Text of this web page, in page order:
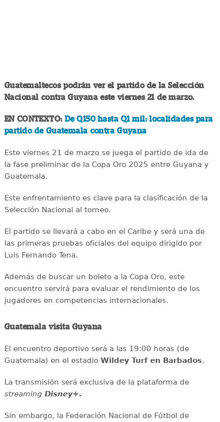
Guatemaltecos podrán ver el partido de la Selección
Nacional contra Guyana este viernes 21 de marzo.
EN CONTEXTO: De Q150 hasta Q1 mil: localidades para
partido de Guatemala contra Guyana
Este viernes 21 de marzo se juega el partido de ida de
la fase preliminar de la Copa Oro 2025 entre Guyana y
Guatemala.
Este enfrentamiento es clave para la clasificación de la
Selección Nacional al torneo.
El partido se llevará a cabo en el Caribe y será una de
las primeras pruebas oficiales del equipo dirigido por
Luis Fernando Tena.
Además de buscar un boleto a la Copa Oro, este
encuentro servirá para evaluar el rendimiento de los
jugadores en competencias internacionales.
Guatemala visita Guyana
El encuentro deportivo será a las 19:00 horas (de
Guatemala) en el estadio Wildey Turf en Barbados.
La transmisión será exclusiva de la plataforma de
streaming Disney+.
Sin embargo, la Federación Nacional de Fútbol de